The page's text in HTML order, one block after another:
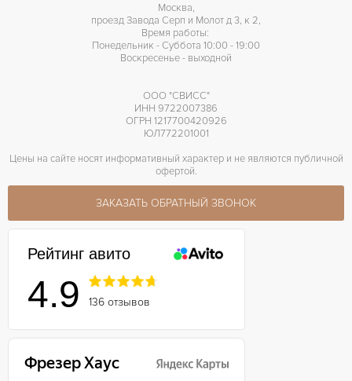
Москва,
проезд Завода Серп и Молот д 3, к 2,
Время работы:
Понедельник - Суббота 10:00 - 19:00
Воскресенье - выходной
ООО "СВИСС"
ИНН 9722007386
ОГРН 1217700420926
ЮЛ772201001
Цены на сайте носят информативный характер и не являются публичной
офертой.
ЗАКАЗАТЬ ОБРАТНЫЙ ЗВОНОК
Рейтинг авито
4.9 136 отзывов